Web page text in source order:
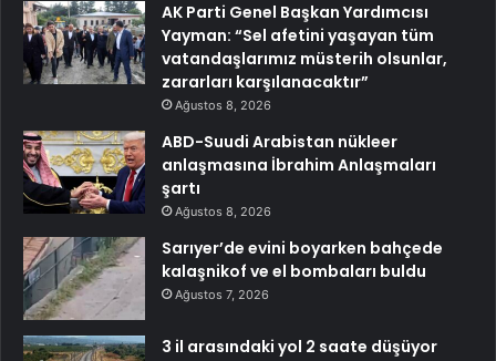
AK Parti Genel Başkan Yardımcısı
Yayman: “Sel afetini yaşayan tüm
vatandaşlarımız müsterih olsunlar,
zararları karşılanacaktır”
Ağustos 8, 2026
ABD-Suudi Arabistan nükleer
anlaşmasına İbrahim Anlaşmaları
şartı
Ağustos 8, 2026
Sarıyer’de evini boyarken bahçede
kalaşnikof ve el bombaları buldu
Ağustos 7, 2026
3 il arasındaki yol 2 saate düşüyor